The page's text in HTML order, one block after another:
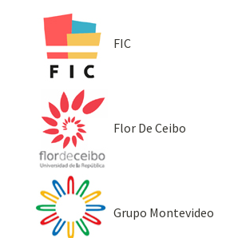
FIC
Flor De Ceibo
Grupo Montevideo